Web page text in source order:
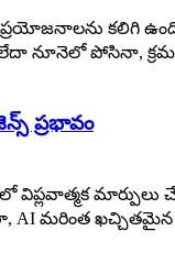
కలిగి
పోసినా, క్రమం
ప్రభావం
విప్లవాత్మక
మరింత ఖచ్చితమైన